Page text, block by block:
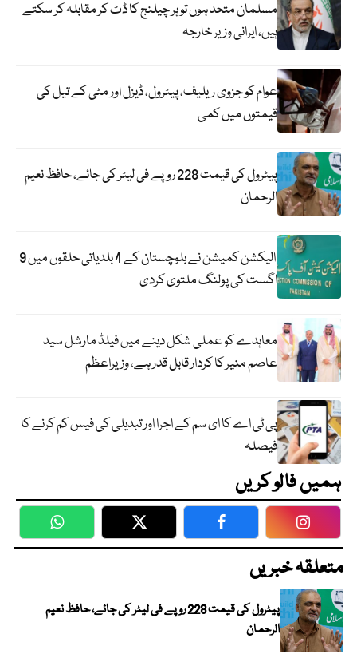
مسلمان متحد ہوں تو ہر چیلنج کا ڈٹ کر مقابلہ کر سکتے
ہیں، ایرانی وزیر خارجہ
عوام کو جزوی ریلیف، پیٹرول، ڈیزل اور مٹی کے تیل کی
قیمتوں میں کمی
پیٹرول کی قیمت 228 روپے فی لیٹر کی جائے، حافظ نعیم
الرحمان
الیکشن کمیشن نے بلوچستان کے 4 بلدیاتی حلقوں میں 9
اگست کی پولنگ ملتوی کردی
معاہدے کو عملی شکل دینے میں فیلڈ مارشل سید
عاصم منیر کا کردار قابل قدر ہے، وزیراعظم
پی ٹی اے کا ای سم کے اجرا اور تبدیلی کی فیس کم کرنے کا
فیصلہ
ہمیں فالو کریں
WhatsApp Twitter Facebook
متعلقہ خبریں
پیٹرول کی قیمت 228 روپے فی لیٹر کی جائے، حافظ نعیم
الرحمان